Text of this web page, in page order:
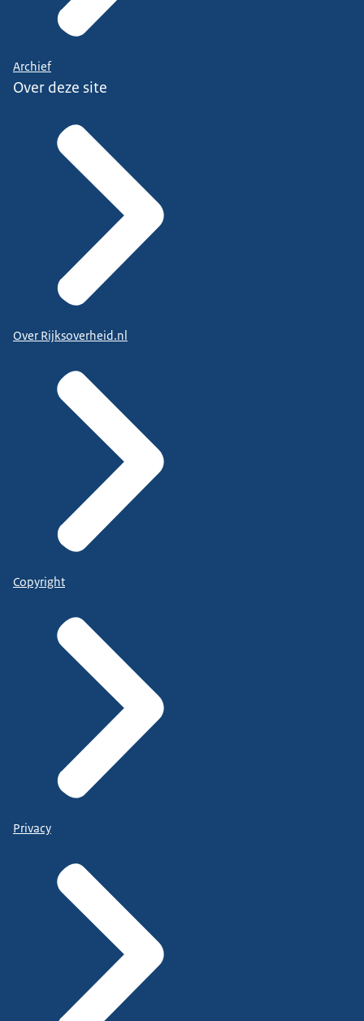
Archief
Over deze site
Over Rijksoverheid.nl
Copyright
Privacy